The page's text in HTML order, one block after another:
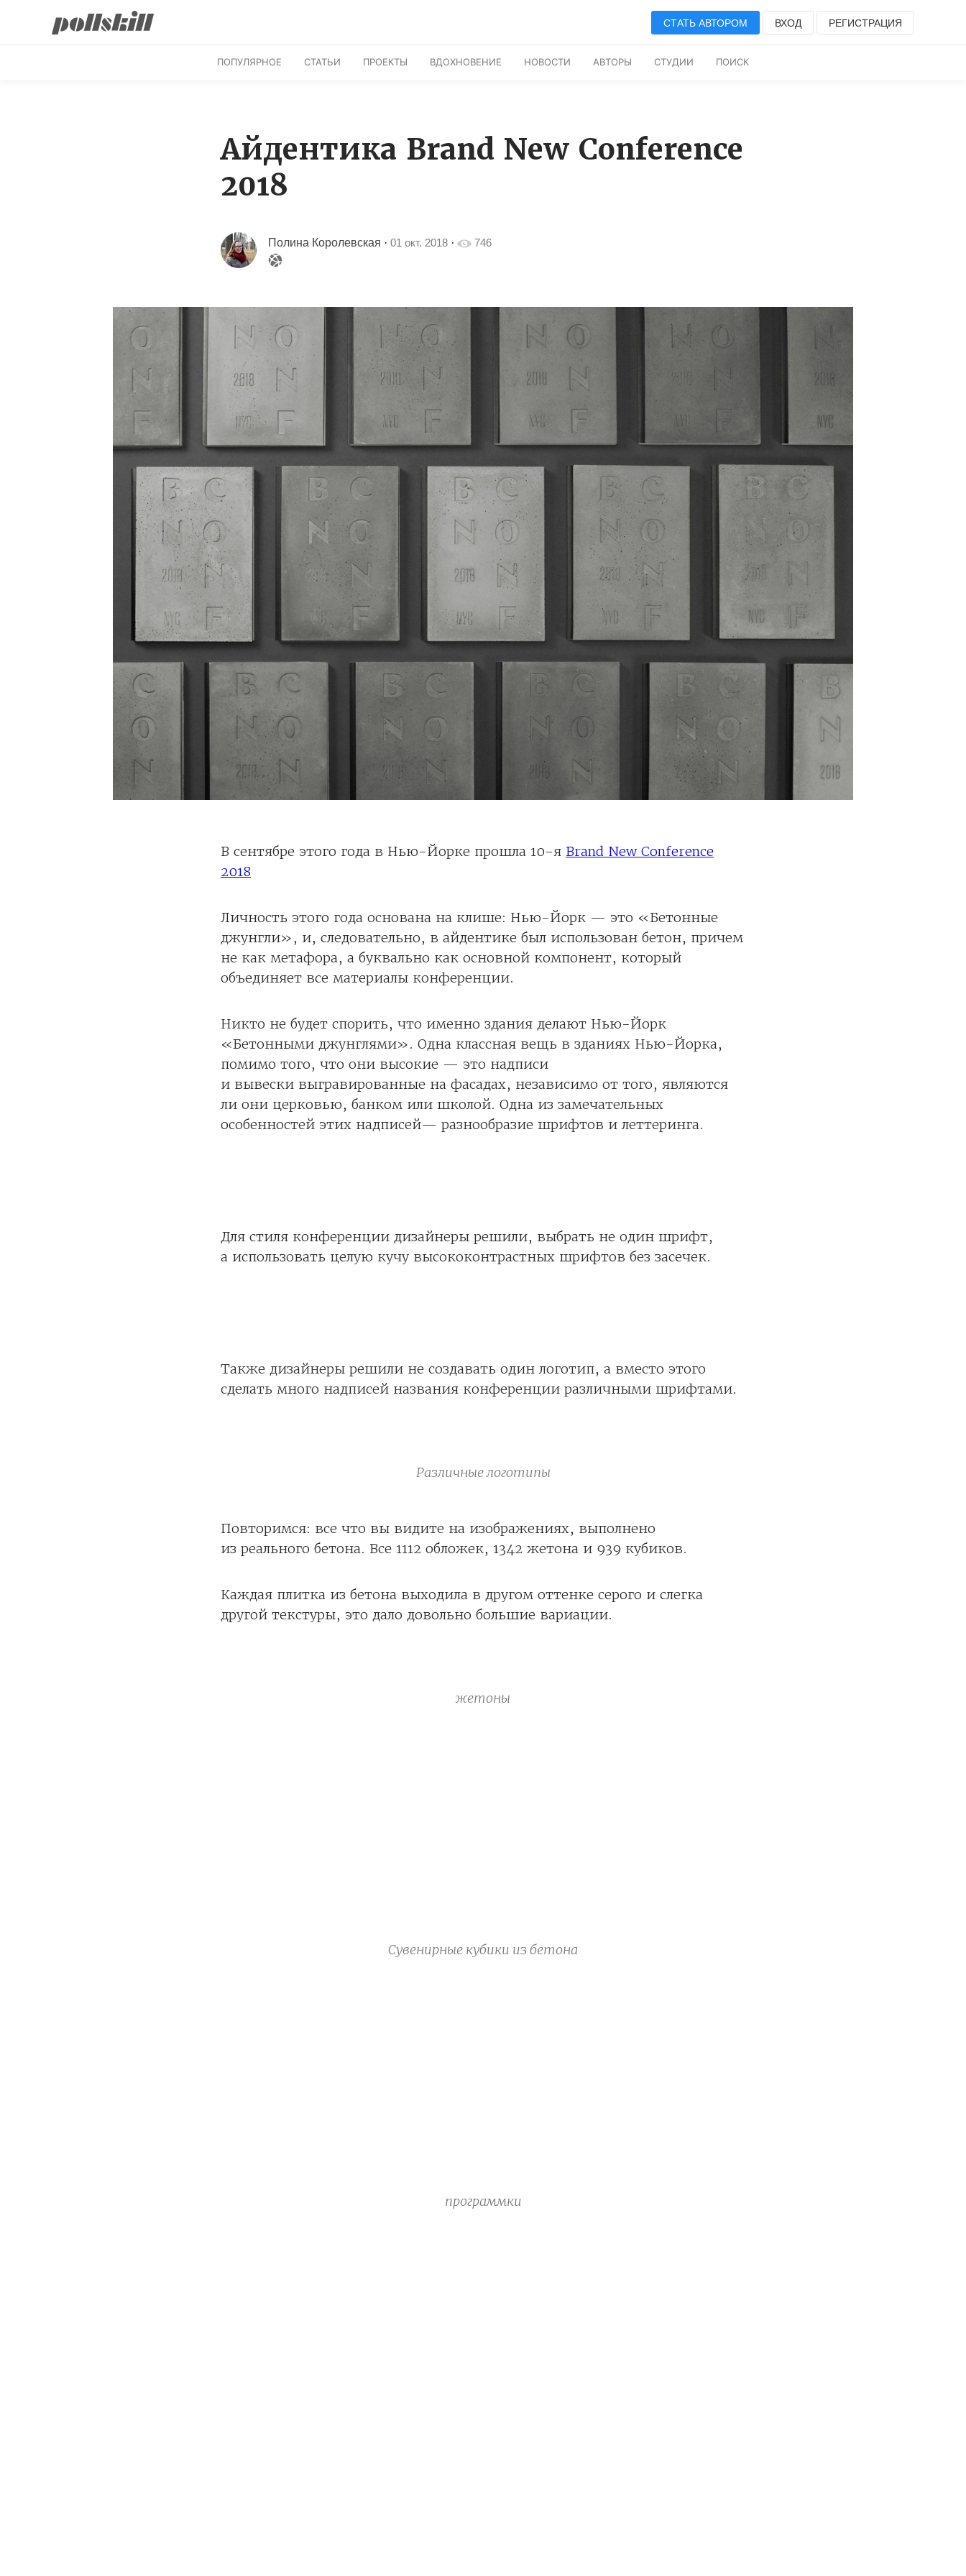
СТАТЬ АВТОРОМ ВХОД РЕГИСТРАЦИЯ
ПОПУЛЯРНОЕ СТАТЬИ ПРОЕКТЫ ВДОХНОВЕНИЕ НОВОСТИ АВТОРЫ СТУДИИ ПОИСК
Айдентика Brand New Conference
2018
Полина Королевская · 01 окт. 2018· 746
В сентябре этого года в Нью-Йорке прошла 10-я Brand New Conference
2018
Личность этого года основана на клише: Нью-Йорк — это «Бетонные
джунгли», и, следовательно, в айдентике был использован бетон, причем
не как метафора, а буквально как основной компонент, который
объединяет все материалы конференции.
Никто не будет спорить, что именно здания делают Нью-Йорк
«Бетонными джунглями». Одна классная вещь в зданиях Нью-Йорка,
помимо того, что они высокие — это надписи
и вывески выгравированные на фасадах, независимо от того, являются
ли они церковью, банком или школой. Одна из замечательных
особенностей этих надписей— разнообразие шрифтов и леттеринга.
Для стиля конференции дизайнеры решили, выбрать не один шрифт,
а использовать целую кучу высококонтрастных шрифтов без засечек.
Также дизайнеры решили не создавать один логотип, а вместо этого
сделать много надписей названия конференции различными шрифтами.
Различные логотипы
Повторимся: все что вы видите на изображениях, выполнено
из реального бетона. Все 1112 обложек, 1342 жетона и 939 кубиков.
Каждая плитка из бетона выходила в другом оттенке серого и слегка
другой текстуры, это дало довольно большие вариации.
жетоны
Сувенирные кубики из бетона
программки